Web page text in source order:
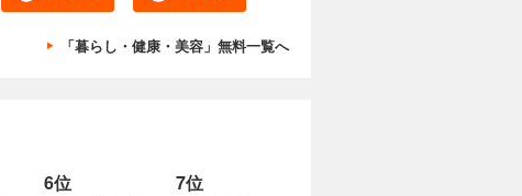
「暮らし・健康・美容」無料一覧へ
6位 7位